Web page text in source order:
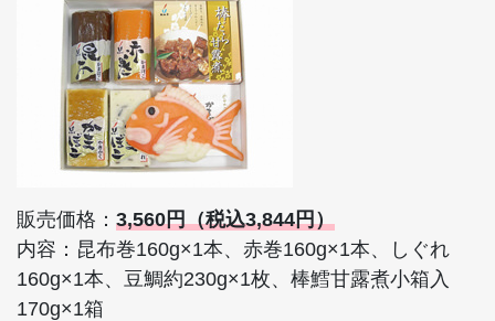
販売価格： 3,560円（税込3,844円）
内容：昆布巻160g×1本、赤巻160g×1本、しぐれ
160g×1本、豆鯛約230g×1枚、棒鱈甘露煮小箱入
170g×1箱